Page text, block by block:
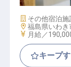
施設業態
その他宿泊施
勤務地
福島県いわ
給与
月給／
キープ